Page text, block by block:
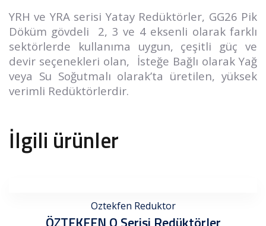
YRH ve YRA serisi Yatay Redüktörler, GG26 Pik
Döküm gövdeli 2, 3 ve 4 eksenli olarak farklı
sektörlerde kullanıma uygun, çeşitli güç ve
devir seçenekleri olan, İsteğe Bağlı olarak Yağ
veya Su Soğutmalı olarak’ta üretilen, yüksek
verimli Redüktörlerdir.
İlgili ürünler
Oztekfen Reduktor